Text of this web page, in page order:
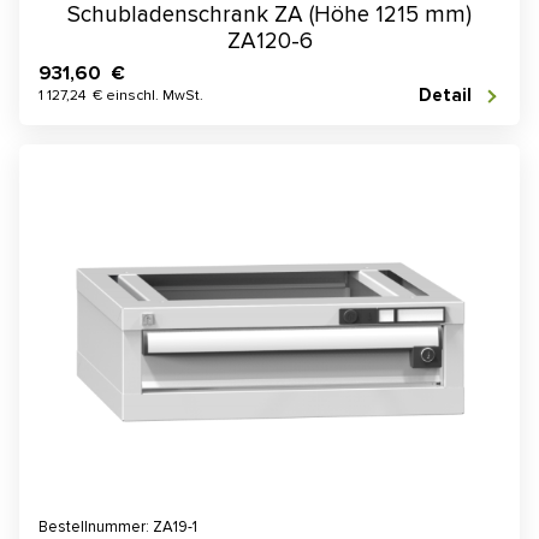
Schubladenschrank ZA (Höhe 1215 mm)
ZA120-6
931,60 €
1 127,24 € einschl. MwSt. Detail
Bestellnummer: ZA19-1